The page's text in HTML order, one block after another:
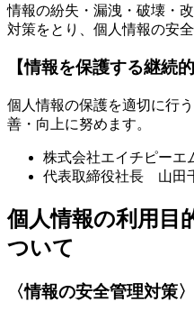
情報の紛失・漏洩・破壊・
対策をとり、個人情報の安
【情報を保護する継続
個人情報の保護を適切に行
善・向上に努めます。
株式会社エイチピーエ
代表取締役社長 山田
個人情報の利用目
ついて
〈情報の安全管理対策〉